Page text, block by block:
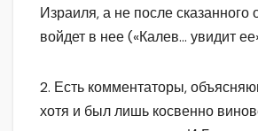
Израиля, а не после сказанного
войдет в нее («Калев… увидит
2. Есть комментаторы,
хотя и был лишь косвенно